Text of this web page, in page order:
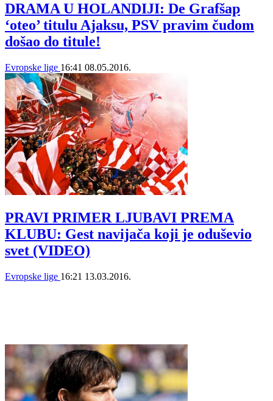
DRAMA U HOLANDIJI: De Grafšap
‘oteo’ titulu Ajaksu, PSV pravim čudom
došao do titule!
Evropske lige 16:41 08.05.2016.
PRAVI PRIMER LJUBAVI PREMA
KLUBU: Gest navijača koji je oduševio
svet (VIDEO)
Evropske lige 16:21 13.03.2016.